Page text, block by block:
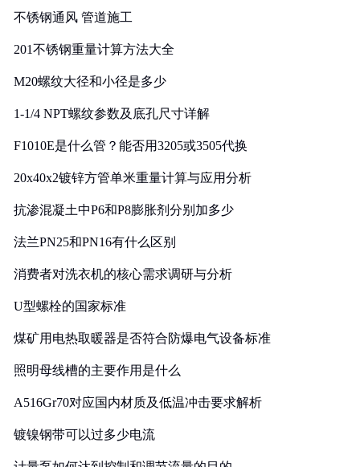
不锈钢通风 管道施工
201不锈钢重量计算方法大全
M20螺纹大径和小径是多少
1-1/4 NPT螺纹参数及底孔尺寸详解
F1010E是什么管？能否用3205或3505代换
20x40x2镀锌方管单米重量计算与应用分析
抗渗混凝土中P6和P8膨胀剂分别加多少
法兰PN25和PN16有什么区别
消费者对洗衣机的核心需求调研与分析
U型螺栓的国家标准
煤矿用电热取暖器是否符合防爆电气设备标准
照明母线槽的主要作用是什么
A516Gr70对应国内材质及低温冲击要求解析
镀镍钢带可以过多少电流